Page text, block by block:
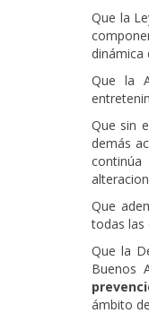
Que la
dinámica
Que la
Que sin
demás
continúa
Que
todas las
Que la
Buenos
ámbito